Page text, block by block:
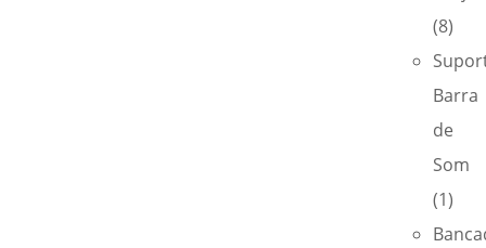
(8)
Barra
de
Som
(1)